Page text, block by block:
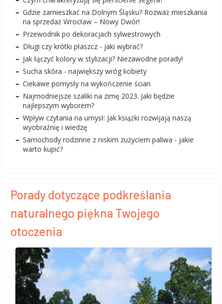
Gdzie zamieszkać na Dolnym Śląsku? Rozważ mieszkania
na sprzedaż Wrocław – Nowy Dwór!
Przewodnik po dekoracjach sylwestrowych
Długi czy krótki płaszcz - jaki wybrać?
Jak łączyć kolory w stylizacji? Niezawodne porady!
Sucha skóra - największy wróg kobiety
Ciekawe pomysły na wykończenie ścian
Najmodniejsze szaliki na zimę 2023. Jaki będzie
najlepszym wyborem?
Wpływ czytania na umysł: Jak książki rozwijają naszą
wyobraźnię i wiedzę
Samochody rodzinne z niskim zużyciem paliwa - jakie
warto kupić?
Porady dotyczące podkreślania
naturalnego piękna Twojego
otoczenia